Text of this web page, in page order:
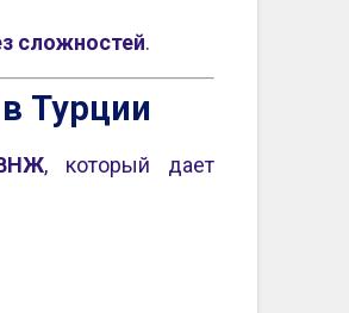
сложностей.
Турции
, который дает